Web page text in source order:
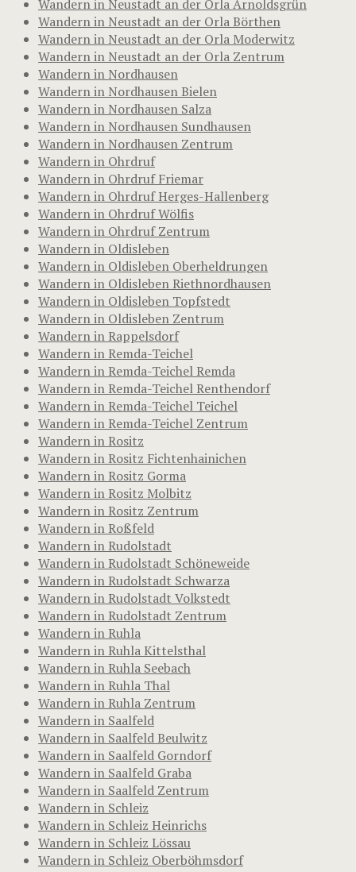
Wandern in Neustadt an der Orla Arnoldsgrün
Wandern in Neustadt an der Orla Börthen
Wandern in Neustadt an der Orla Moderwitz
Wandern in Neustadt an der Orla Zentrum
Wandern in Nordhausen
Wandern in Nordhausen Bielen
Wandern in Nordhausen Salza
Wandern in Nordhausen Sundhausen
Wandern in Nordhausen Zentrum
Wandern in Ohrdruf
Wandern in Ohrdruf Friemar
Wandern in Ohrdruf Herges-Hallenberg
Wandern in Ohrdruf Wölfis
Wandern in Ohrdruf Zentrum
Wandern in Oldisleben
Wandern in Oldisleben Oberheldrungen
Wandern in Oldisleben Riethnordhausen
Wandern in Oldisleben Topfstedt
Wandern in Oldisleben Zentrum
Wandern in Rappelsdorf
Wandern in Remda-Teichel
Wandern in Remda-Teichel Remda
Wandern in Remda-Teichel Renthendorf
Wandern in Remda-Teichel Teichel
Wandern in Remda-Teichel Zentrum
Wandern in Rositz
Wandern in Rositz Fichtenhainichen
Wandern in Rositz Gorma
Wandern in Rositz Molbitz
Wandern in Rositz Zentrum
Wandern in Roßfeld
Wandern in Rudolstadt
Wandern in Rudolstadt Schöneweide
Wandern in Rudolstadt Schwarza
Wandern in Rudolstadt Volkstedt
Wandern in Rudolstadt Zentrum
Wandern in Ruhla
Wandern in Ruhla Kittelsthal
Wandern in Ruhla Seebach
Wandern in Ruhla Thal
Wandern in Ruhla Zentrum
Wandern in Saalfeld
Wandern in Saalfeld Beulwitz
Wandern in Saalfeld Gorndorf
Wandern in Saalfeld Graba
Wandern in Saalfeld Zentrum
Wandern in Schleiz
Wandern in Schleiz Heinrichs
Wandern in Schleiz Lössau
Wandern in Schleiz Oberböhmsdorf